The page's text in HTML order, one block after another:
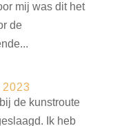
mij was dit het
de
de kunstroute
Ik heb